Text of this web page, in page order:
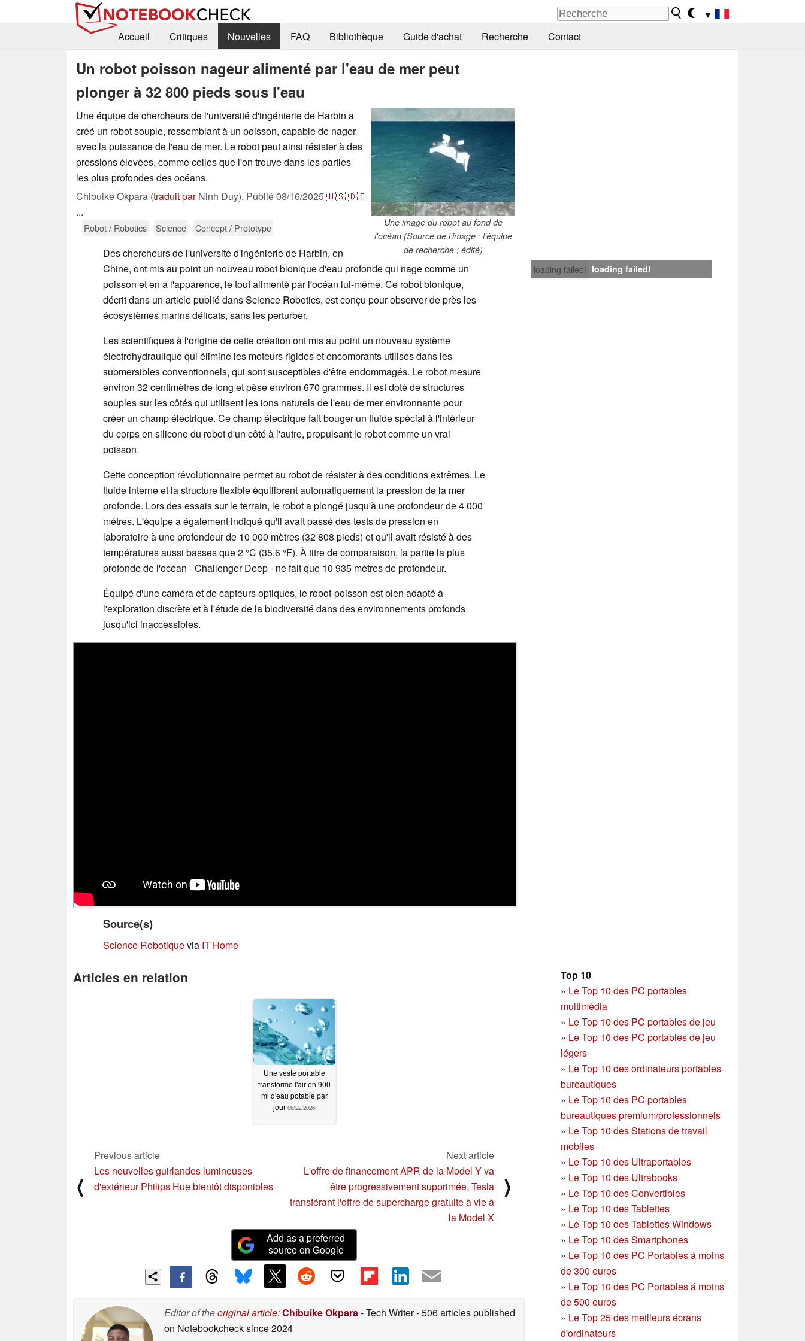
▼
Accueil
Critiques Nouvelles FAQ Bibliothèque Guide d'achat Recherche Contact
Un robot poisson nageur alimenté par l'eau de mer peut
plonger à 32 800 pieds sous l'eau
Une image du robot au fond de
l'océan (Source de l'image : l'équipe
de recherche ; édité)
Une équipe de chercheurs de l'université d'ingénierie de Harbin a
créé un robot souple, ressemblant à un poisson, capable de nager
avec la puissance de l'eau de mer. Le robot peut ainsi résister à des
pressions élevées, comme celles que l'on trouve dans les parties
les plus profondes des océans.
Chibuike Okpara (traduit parNinh Duy), Publié08/16/2025🇺🇸🇩🇪
...
Robot / Robotics Science Concept / Prototype
loading failed! loading failed!
Des chercheurs de l'université d'ingénierie de Harbin, en
Chine, ont mis au point un nouveau robot bionique d'eau profonde qui nage comme un
poisson et en a l'apparence, le tout alimenté par l'océan lui-même. Ce robot bionique,
décrit dans un article publié dans Science Robotics, est conçu pour observer de près les
écosystèmes marins délicats, sans les perturber.
Les scientifiques à l'origine de cette création ont mis au point un nouveau système
électrohydraulique qui élimine les moteurs rigides et encombrants utilisés dans les
submersibles conventionnels, qui sont susceptibles d'être endommagés. Le robot mesure
environ 32 centimètres de long et pèse environ 670 grammes. Il est doté de structures
souples sur les côtés qui utilisent les ions naturels de l'eau de mer environnante pour
créer un champ électrique. Ce champ électrique fait bouger un fluide spécial à l'intérieur
du corps en silicone du robot d'un côté à l'autre, propulsant le robot comme un vrai
poisson.
Cette conception révolutionnaire permet au robot de résister à des conditions extrêmes. Le
fluide interne et la structure flexible équilibrent automatiquement la pression de la mer
profonde. Lors des essais sur le terrain, le robot a plongé jusqu'à une profondeur de 4 000
mètres. L'équipe a également indiqué qu'il avait passé des tests de pression en
laboratoire à une profondeur de 10 000 mètres (32 808 pieds) et qu'il avait résisté à des
températures aussi basses que 2 °C (35,6 °F). À titre de comparaison, la partie la plus
profonde de l'océan - Challenger Deep - ne fait que 10 935 mètres de profondeur.
Équipé d'une caméra et de capteurs optiques, le robot-poisson est bien adapté à
l'exploration discrète et à l'étude de la biodiversité dans des environnements profonds
jusqu'ici inaccessibles.
Source(s)
Science Robotiquevia IT Home
Top 10
» Le Top 10 des PC portables
multimédia
» Le Top 10 des PC portables de jeu
» Le Top 10 des PC portables de jeu
légers
» Le Top 10 des ordinateurs portables
bureautiques
» Le Top 10 des PC portables
bureautiques premium/professionnels
» Le Top 10 des Stations de travail
mobiles
» Le Top 10 des Ultraportables
» Le Top 10 des Ultrabooks
» Le Top 10 des Convertibles
» Le Top 10 des Tablettes
» Le Top 10 des Tablettes Windows
» Le Top 10 des Smartphones
» Le Top 10 des PC Portables á moins
de 300 euros
» Le Top 10 des PC Portables á moins
de 500 euros
» Le Top 25 des meilleurs écrans
d'ordinateurs
Articles en relation
Une veste portable
transforme l'air en 900
ml d'eau potable par
jour 06/22/2026
⟨
Previous article
Les nouvelles guirlandes lumineuses
d'extérieur Philips Hue bientôt disponibles
Next article
L'offre de financement APR de la Model Y va
être progressivement supprimée, Tesla
transférant l'offre de supercharge gratuite à vie à
la Model X
⟩
Add as a preferred
source on Google
Editor of theoriginal article:Chibuike Okpara- Tech Writer- 506 articles published
on Notebookchecksince 2024